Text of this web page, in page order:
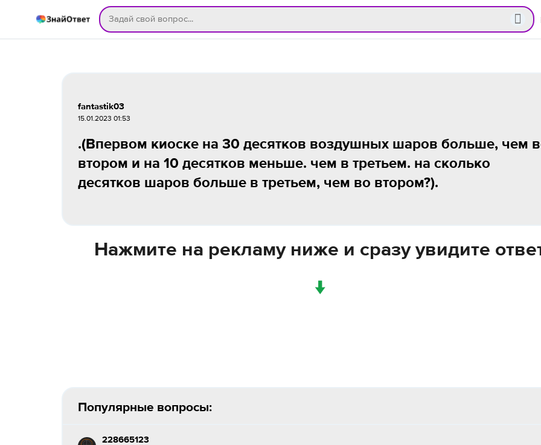
fantastik03
15.01.2023 01:53
.(Впервом киоске на 30 десятков воздушных шаров больше, чем
втором и на 10 десятков меньше. чем в третьем. на сколько
десятков шаров больше в третьем, чем во втором?).
Нажмите на рекламу ниже и сразу увидите
↓
Популярные вопросы:
228665123